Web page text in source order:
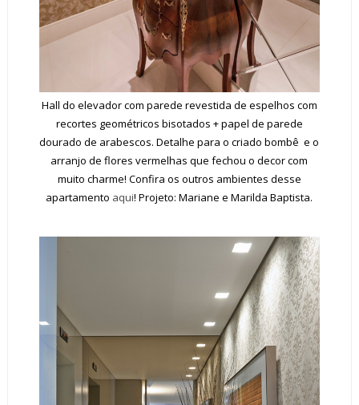
Hall do elevador com parede revestida de espelhos com
recortes geométricos bisotados + papel de parede
dourado de arabescos. Detalhe para o criado bombê e o
arranjo de flores vermelhas que fechou o decor com
muito charme! Confira os outros ambientes desse
apartamento aqui! Projeto: Mariane e Marilda Baptista.